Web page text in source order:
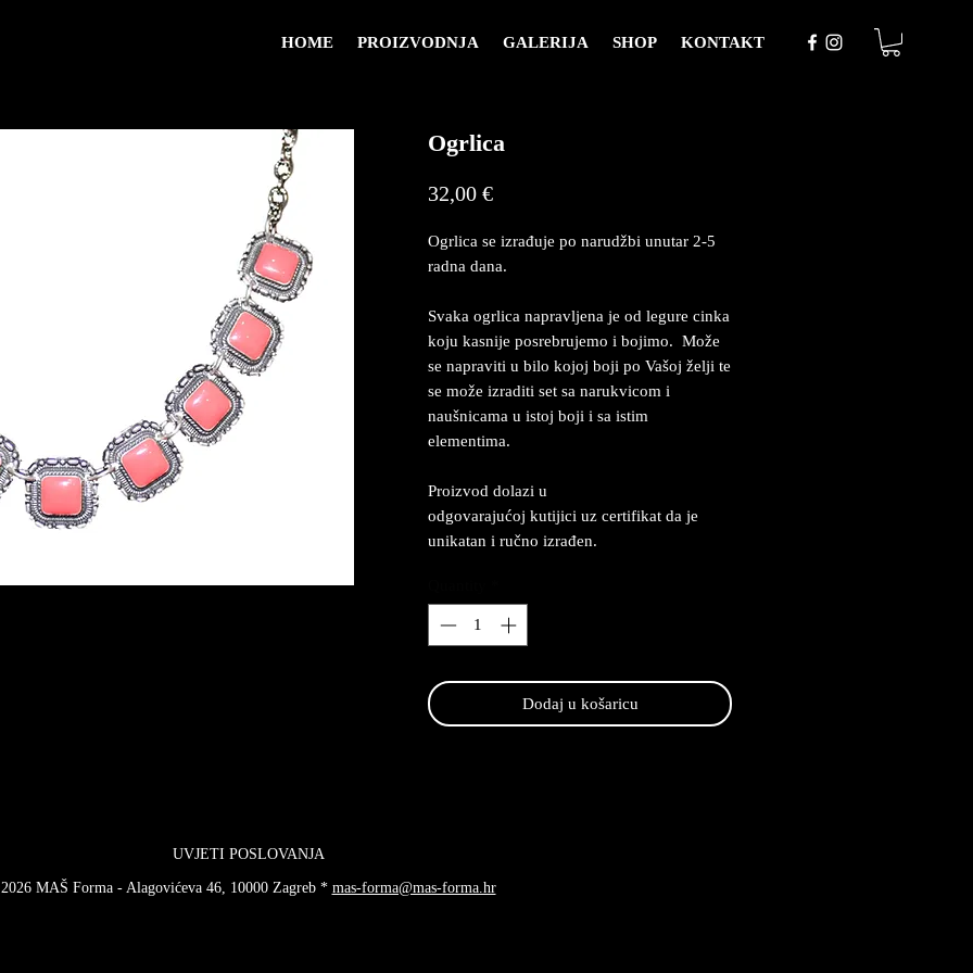
HOME PROIZVODNJA GALERIJA SHOP KONTAKT
Ogrlica
32,00 €Price
Ogrlica se izrađuje po narudžbi unutar 2-5
radna dana.
Svaka ogrlica napravljena je od legure cinka
koju kasnije posrebrujemo i bojimo. Može
se napraviti u bilo kojoj boji po Vašoj želji te
se može izraditi set sa narukvicom i
naušnicama u istoj boji i sa istim
elementima.
Proizvod dolazi u
odgovarajućoj kutijici uz certifikat da je
unikatan i ručno izrađen.
Dodaj u košaricu
UVJETI POSLOVANJA
MAŠ Forma - Alagovićeva 46, 10000 Zagreb * mas-forma@mas-forma.hr